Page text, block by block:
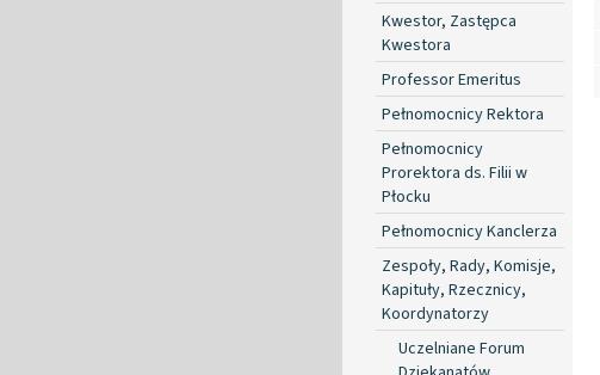
Kwestor, Zastępca
Kwestora
Professor Emeritus
Pełnomocnicy Rektora
Pełnomocnicy
Prorektora ds. Filii w
Płocku
Pełnomocnicy Kanclerza
Zespoły, Rady, Komisje,
Kapituły, Rzecznicy,
Koordynatorzy
Uczelniane Forum